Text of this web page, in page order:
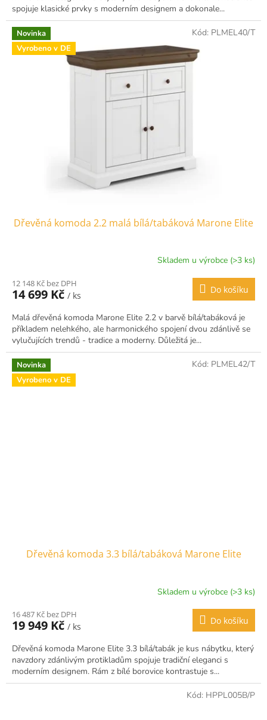
spojuje klasické prvky s moderním designem a dokonale...
Novinka
Vyrobeno v DE
Dřevěná komoda 2.2 malá bílá/tabáková Marone Elite
Skladem u výrobce (>3 ks)
12 148 Kč bez DPH
14 699 Kč / ks
Do košíku
Malá dřevěná komoda Marone Elite 2.2 v barvě bílá/tabáková je
příkladem nelehkého, ale harmonického spojení dvou zdánlivě se
vylučujících trendů - tradice a moderny. Důležitá je...
Kód: PLMEL40/T
Novinka
Vyrobeno v DE
Dřevěná komoda 3.3 bílá/tabáková Marone Elite
Skladem u výrobce (>3 ks)
16 487 Kč bez DPH
19 949 Kč / ks
Do košíku
Dřevěná komoda Marone Elite 3.3 bílá/tabák je kus nábytku, který
navzdory zdánlivým protikladům spojuje tradiční eleganci s
moderním designem. Rám z bílé borovice kontrastuje s...
Kód: PLMEL42/T
Kód: HPPL005B/P